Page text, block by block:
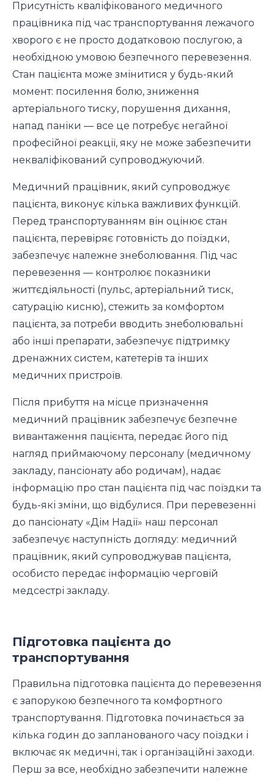
Присутність кваліфікованого медичного
працівника під час транспортування лежачого
хворого є не просто додатковою послугою, а
необхідною умовою безпечного перевезення.
Стан пацієнта може змінитися у будь-який
момент: посилення болю, зниження
артеріального тиску, порушення дихання,
напад паніки — все це потребує негайної
професійної реакції, яку не може забезпечити
некваліфікований супроводжуючий.
Медичний працівник, який супроводжує
пацієнта, виконує кілька важливих функцій.
Перед транспортуванням він оцінює стан
пацієнта, перевіряє готовність до поїздки,
забезпечує належне знеболювання. Під час
перевезення — контролює показники
життєдіяльності (пульс, артеріальний тиск,
сатурацію кисню), стежить за комфортом
пацієнта, за потреби вводить знеболювальні
або інші препарати, забезпечує підтримку
дренажних систем, катетерів та інших
медичних пристроїв.
Після прибуття на місце призначення
медичний працівник забезпечує безпечне
вивантаження пацієнта, передає його під
нагляд приймаючому персоналу (медичному
закладу, пансіонату або родичам), надає
інформацію про стан пацієнта під час поїздки та
будь-які зміни, що відбулися. При перевезенні
до пансіонату «Дім Надії» наш персонал
забезпечує наступність догляду: медичний
працівник, який супроводжував пацієнта,
особисто передає інформацію черговій
медсестрі закладу.
Підготовка пацієнта до
транспортування
Правильна підготовка пацієнта до перевезення
є запорукою безпечного та комфортного
транспортування. Підготовка починається за
кілька годин до запланованого часу поїздки і
включає як медичні, так і організаційні заходи.
Перш за все, необхідно забезпечити належне